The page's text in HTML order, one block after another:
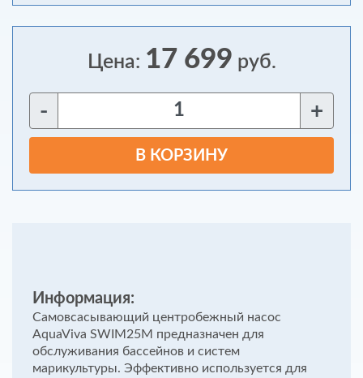
Цена: 17 699 руб.
- +
В КОРЗИНУ
Информация:
Самовсасывающий центробежный насос
AquaViva SWIM25M предназначен для
обслуживания бассейнов и систем
марикультуры. Эффективно используется для